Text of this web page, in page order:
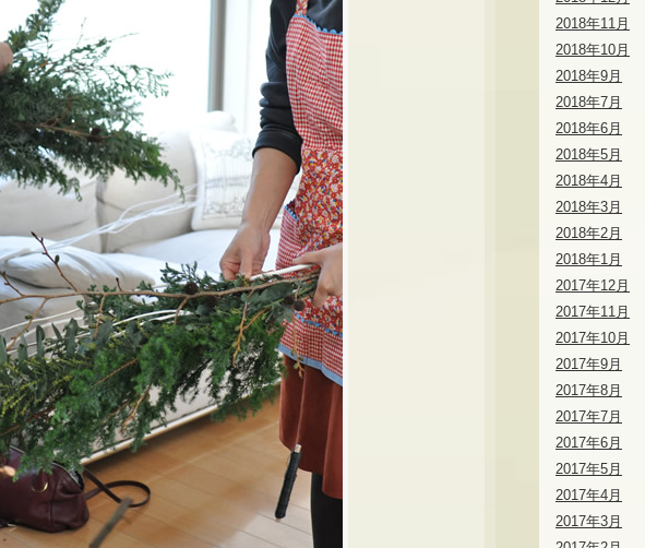
2018年11月
2018年10月
2018年9月
2018年7月
2018年6月
2018年5月
2018年4月
2018年3月
2018年2月
2018年1月
2017年12月
2017年11月
2017年10月
2017年9月
2017年8月
2017年7月
2017年6月
2017年5月
2017年4月
2017年3月